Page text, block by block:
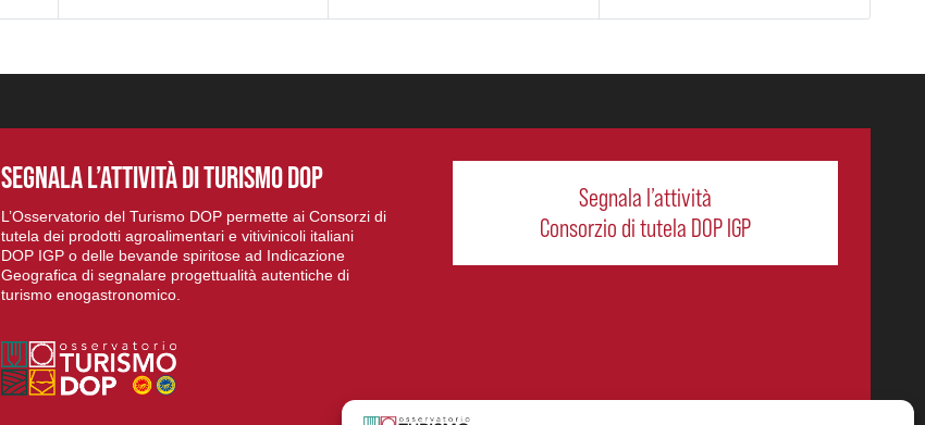
SEGNALA L’ATTIVITÀ DI TURISMO DOP
L’Osservatorio del Turismo DOP permette ai Consorzi di
tutela dei prodotti agroalimentari e vitivinicoli italiani
DOP IGP o delle bevande spiritose ad Indicazione
Geografica di segnalare progettualità autentiche di
turismo enogastronomico.
Segnala l’attività
Consorzio di tutela DOP IGP